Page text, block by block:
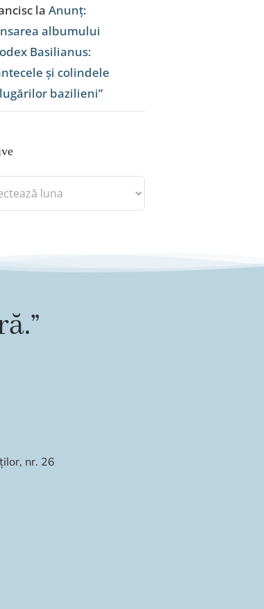
la Anunț:
albumului
Basilianus:
și colindele
bazilieni”
nr. 26